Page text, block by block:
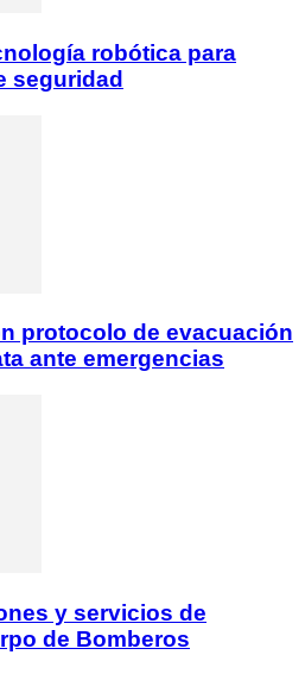
robótica para
seguridad
protocolo de evacuación
ante emergencias
y servicios de
de Bomberos